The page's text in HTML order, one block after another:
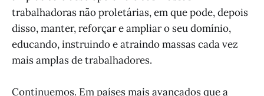
trabalhadoras não proletárias, em que pode, depois
disso, manter, reforçar e ampliar o seu domínio,
educando, instruindo e atraindo massas cada vez
mais amplas de trabalhadores.
Continuemos. Em países mais avançados que a